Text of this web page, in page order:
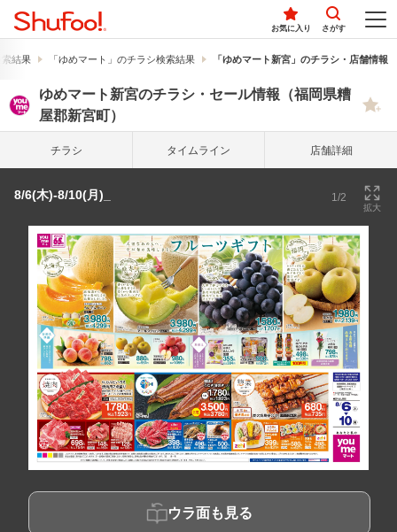
お気に入り さがす
結果 「ゆめマート」のチラシ検索結果 「ゆめマート新宮」のチラシ・店舗情報
ゆめマート新宮のチラシ・セール情報（福岡県糟
屋郡新宮町）
チラシ タイム ライン 店舗詳細
8/6(木)-8/10(月)_ 1/2
拡大
ウラ面も見る